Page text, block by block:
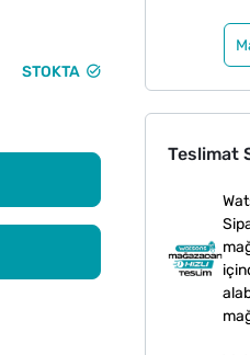
STOKTA
Teslimat